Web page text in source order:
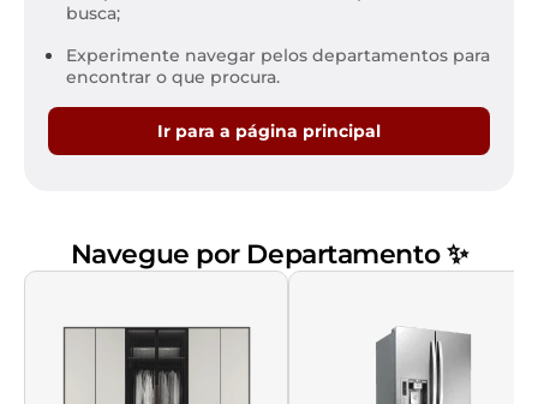
busca;
Experimente navegar pelos departamentos para
encontrar o que procura.
Ir para a página principal
Navegue por Departamento ✨